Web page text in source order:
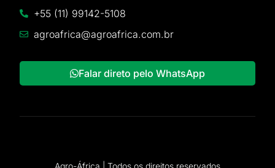
+55 (11) 99142-5108
agroafrica@agroafrica.com.br
Falar direto pelo WhatsApp